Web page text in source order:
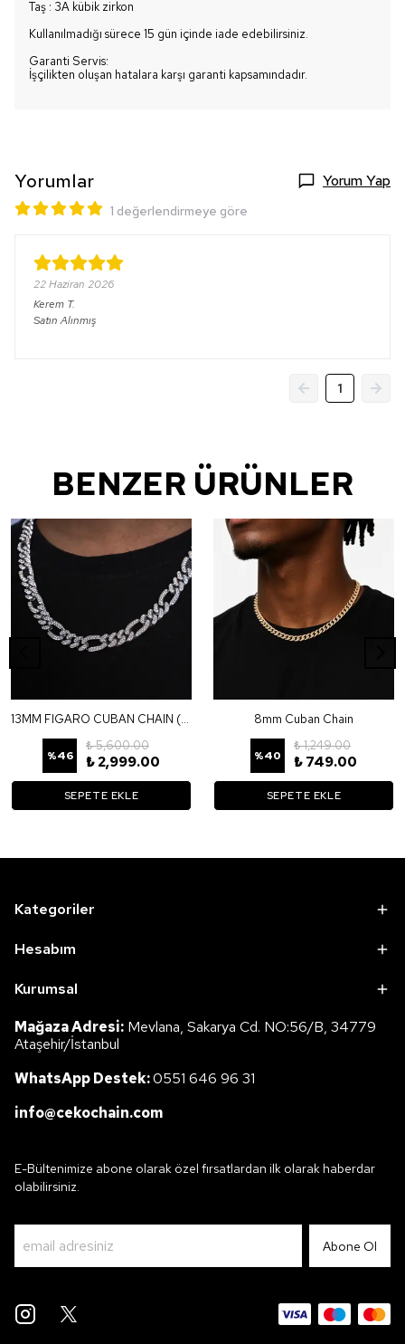
Taş : 3A kübik zirkon
Kullanılmadığı sürece 15 gün içinde iade edebilirsiniz.
Garanti Servis:
İşçilikten oluşan hatalara karşı garanti kapsamındadır.
Yorumlar Yorum Yap
1 değerlendirmeye göre
22 Haziran 2026
Kerem T.
Satın Alınmış
1
BENZER ÜRÜNLER
13MM FIGARO CUBAN CHAIN (Paslanmaz Çelik)
%46
₺ 5,600.00
₺ 2,999.00
SEPETE EKLE
8mm Cuban Chain
%40
₺ 1,249.00
₺ 749.00
SEPETE EKLE
Kategoriler
Hesabım
Kurumsal
Mağaza Adresi: Mevlana, Sakarya Cd. NO:56/B, 34779
Ataşehir/İstanbul
WhatsApp Destek:0551 646 96 31
info@cekochain.com
E-Bültenimize abone olarak özel fırsatlardan ilk olarak haberdar
olabilirsiniz.
Abone Ol